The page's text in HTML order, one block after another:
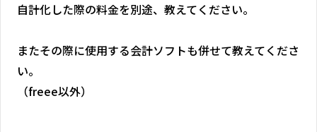
自計化した際の料金を別途、教えてください。
またその際に使用する会計ソフトも併せて教えてくださ
い。
（freee以外）